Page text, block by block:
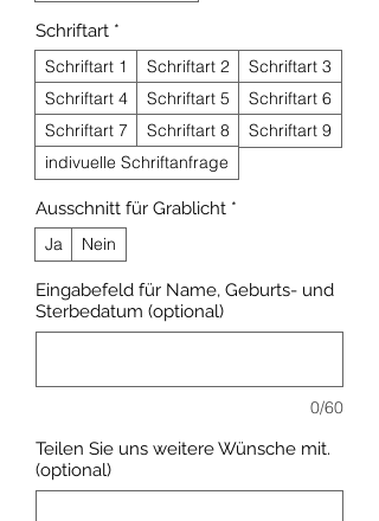
Schriftart *
Schriftart 1
Schriftart 2
Schriftart 3
Schriftart 4
Schriftart 5
Schriftart 6
Schriftart 7
Schriftart 8
Schriftart 9
indivuelle Schriftanfrage
Ausschnitt für Grablicht *
Ja
Nein
Eingabefeld für Name, Geburts- und
Sterbedatum (optional)
0/60
Teilen Sie uns weitere Wünsche mit.
(optional)